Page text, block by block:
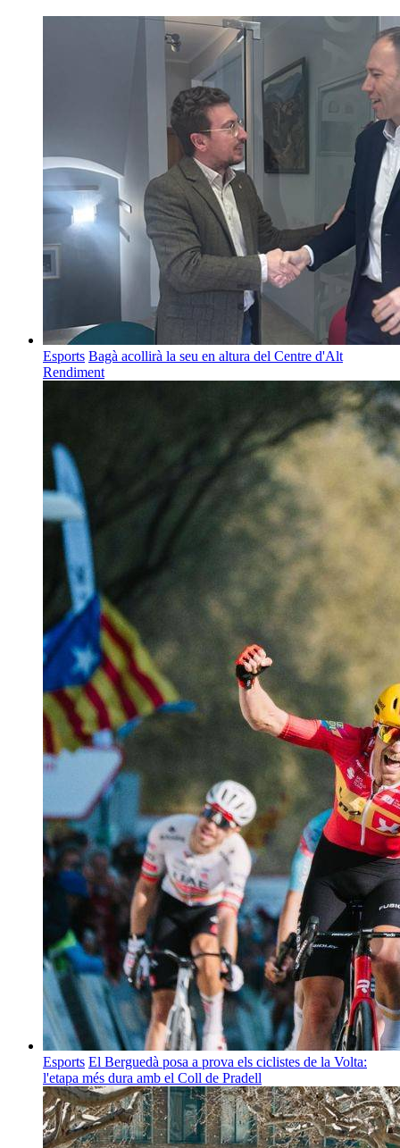
Esports Bagà acollirà la seu en altura del Centre d'Alt
Rendiment
Esports El Berguedà posa a prova els ciclistes de la Volta:
l'etapa més dura amb el Coll de Pradell